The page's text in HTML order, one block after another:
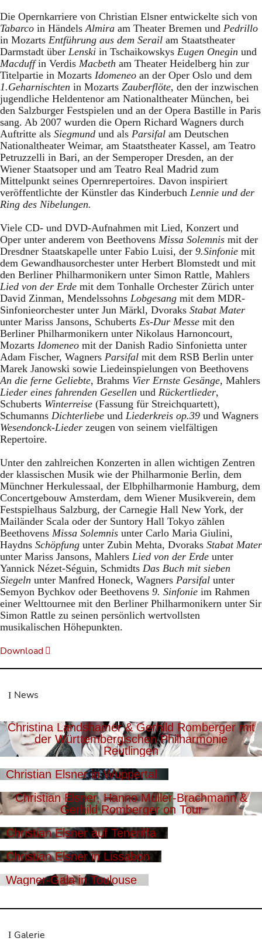
Die Opernkarriere von Christian Elsner entwickelte sich von
Tabarco in HändelsAlmira am Theater Bremen und Pedrillo
in Mozarts Entführung aus dem Serail am Staatstheater
Darmstadt über Lenski in Tschaikowskys Eugen Onegin und
Macduffin Verdis Macbeth am Theater Heidelberg hin zur
Titelpartie in Mozarts Idomeneo an der Oper Oslo und dem
1.Geharnischten in Mozarts Zauberflöte, den der inzwischen
jugendliche Heldentenor am Nationaltheater München, bei
den Salzburger Festspielen und an der Opera Bastille in Paris
sang. Ab 2007 wurden die Opern Richard Wagners durch
Auftritte als Siegmund und als Parsifal am Deutschen
Nationaltheater Weimar, am Staatstheater Kassel, am Teatro
Petruzzelli in Bari, an der Semperoper Dresden, an der
Wiener Staatsoper und am Teatro Real Madrid zum
Mittelpunkt seines Opernrepertoires. Davon inspiriert
veröffentlichte der Künstler das Kinderbuch Lennie und der
Ring des Nibelungen.
Viele CD- und DVD-Aufnahmen mit Lied, Konzert und
Oper unter anderem von Beethovens Missa Solemnis mit der
Dresdner Staatskapelle unter Fabio Luisi, der 9.Sinfonie mit
dem Gewandhausorchester unter Herbert Blomstedt und mit
den Berliner Philharmonikern unter Simon Rattle, Mahlers
Lied von der Erde mit dem Tonhalle Orchester Zürich unter
David Zinman, Mendelssohns Lobgesang mit dem MDR-
Sinfonieorchester unter Jun Märkl, Dvoraks Stabat Mater
unter Mariss Jansons, Schuberts Es-Dur Messe mit den
Berliner Philharmonikern unter Nikolaus Harnoncourt,
Mozarts Idomeneo mit der Danish Radio Sinfonietta unter
Adam Fischer, Wagners Parsifal mit dem RSB Berlin unter
Marek Janowski sowie Liedeinspielungen von Beethovens
An die ferne Geliebte, Brahms Vier Ernste Gesänge, Mahlers
Lieder eines fahrenden Gesellen und Rückertlieder,
Schuberts Winterreise (Fassung für Streichquartett),
Schumanns Dichterliebe und Liederkreis op.39 und Wagners
Wesendonck-Lieder zeugen von seinem vielfältigen
Repertoire.
Unter den zahlreichen Konzerten in allen wichtigen Zentren
der klassischen Musik wie der Philharmonie Berlin, dem
Münchner Herkulessaal, der Elbphilharmonie Hamburg, dem
Concertgebouw Amsterdam, dem Wiener Musikverein, dem
Festspielhaus Salzburg, der Carnegie Hall New York, der
Mailänder Scala oder der Suntory Hall Tokyo zählen
Beethovens Missa Solemnis unter Carlo Maria Giulini,
Haydns Schöpfung unter Zubin Mehta, Dvoraks Stabat Mater
unter Mariss Jansons, Mahlers Lied von der Erde unter
Yannick Nézet-Séguin, Schmidts Das Buch mit sieben
Siegeln unter Manfred Honeck, Wagners Parsifal unter
Semyon Bychkov oder Beethovens 9. Sinfonie im Rahmen
einer Welttournee mit den Berliner Philharmonikern unter Sir
Simon Rattle zu seinen persönlich wertvollsten
musikalischen Höhepunkten.
Download
News
Christina Landshamer & Gerhild Romberger mit
der Württembergischen Philharmonie
Reutlingen
Christian Elsner in Wuppertal
Christian Elsner, Hanno Müller-Brachmann &
Gerhild Romberger on Tour
Christian Elsner auf Teneriffa
Christian Elsner in Lissabon
Wagner-Gala in Toulouse
Galerie